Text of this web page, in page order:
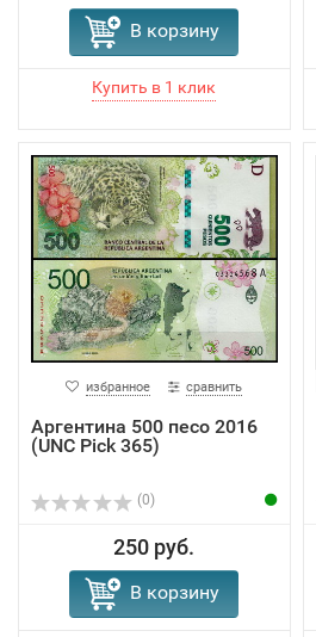
В корзину
избранное сравнить
Аргентина 500 песо 2016
(UNC Pick 365)
(0)
250 руб.
В корзину